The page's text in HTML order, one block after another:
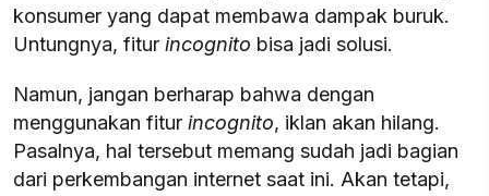
konsumer yang dapat membawa dampak buruk.
Untungnya, fitur incognito bisa jadi solusi.
Namun, jangan berharap bahwa dengan
menggunakan fitur incognito, iklan akan hilang.
Pasalnya, hal tersebut memang sudah jadi bagian
dari perkembangan internet saat ini. Akan tetapi,